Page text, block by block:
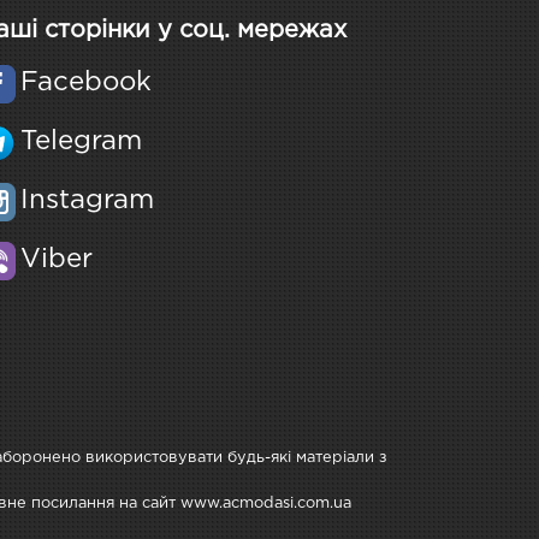
сторінки у соц. мережах
Facebook
Telegram
Instagram
Viber
використовувати будь-які матеріали з
посилання на сайт www.acmodasi.com.ua